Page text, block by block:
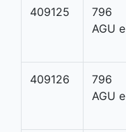
409125
796
AGU e
409126
796
AGU e